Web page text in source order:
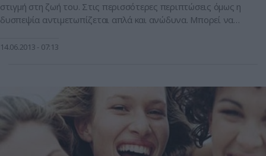
στιγμή στη ζωή του. Στις περισσότερες περιπτώσεις όμως η
δυσπεψία αντιμετωπίζεται απλά και ανώδυνα. Μπορεί να
ναυτία, μετεωρισμό, αέρια, ρεψίματα, ακόμα και εμετό, και
14.06.2013 07:13